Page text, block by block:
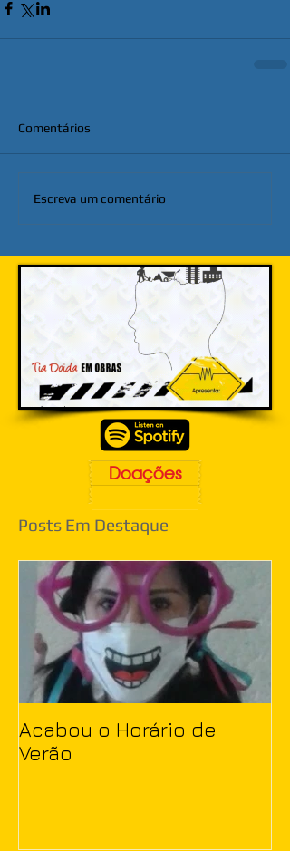
Comentários
Escreva um comentário
Doações
Posts Em Destaque
Acabou o Horário de
Verão